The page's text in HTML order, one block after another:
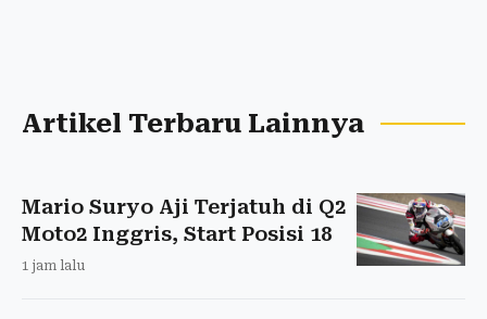
Artikel Terbaru Lainnya
Mario Suryo Aji Terjatuh di Q2
Moto2 Inggris, Start Posisi 18
1 jam lalu